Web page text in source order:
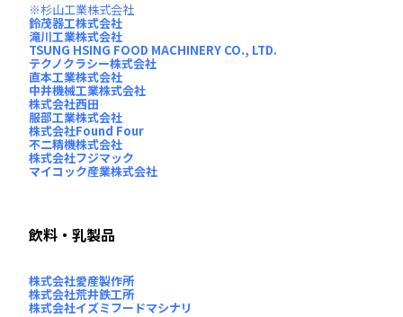
杉山工業株式会社
鈴茂器工株式会社
滝川工業株式会社
TSUNG HSING FOOD MACHINERY CO., LTD.
テクノクラシー株式会社
直本工業株式会社
中井機械工業株式会社
株式会社西田
服部工業株式会社
株式会社Found Four
不二精機株式会社
株式会社フジマック
マイコック産業株式会社
飲料・乳製品
株式会社愛産製作所
株式会社荒井鉄工所
株式会社イズミフードマシナリ